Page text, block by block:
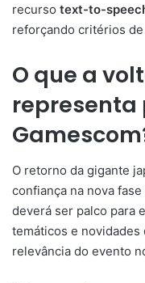
recurso text-to-
reforçando critérios
O que a
representa
O retorno da gigante
confiança na nova
deverá ser palco para
temáticos e novidades
relevância do evento